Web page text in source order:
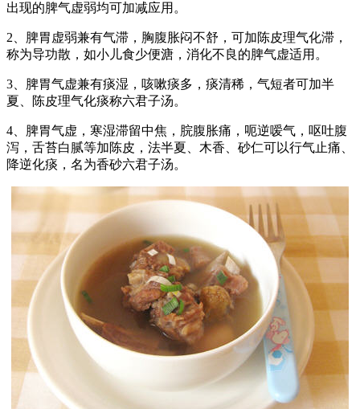
出现的脾气虚弱均可加减应用。
2、脾胃虚弱兼有气滞，胸腹胀闷不舒，可加陈皮理气化滞，
称为导功散，如小儿食少便溏，消化不良的脾气虚适用。
3、脾胃气虚兼有痰湿，咳嗽痰多，痰清稀，气短者可加半
夏、陈皮理气化痰称六君子汤。
4、脾胃气虚，寒湿滞留中焦，脘腹胀痛，呃逆嗳气，呕吐腹
泻，舌苔白腻等加陈皮，法半夏、木香、砂仁可以行气止痛、
降逆化痰，名为香砂六君子汤。